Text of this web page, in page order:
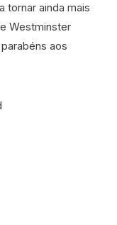
tornar ainda mais
Westminster
aos